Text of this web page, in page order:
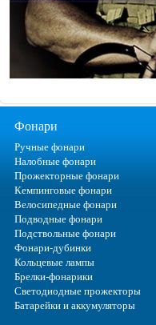
Фонари
Ручные фонари
Налобные фонари
Прожекторные фонари
Кемпинговые фонари
Велосипедные фонари
Подводные фонари
Подствольные фонари
Фонари-дубинки
Кольцевые лампы
Брелки-фонарики
Светодиодные прожекторы
Батарейки и аккумуляторы